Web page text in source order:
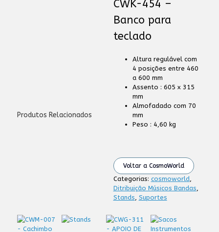
CWK-454 –
Banco para
teclado
Altura regulável com
4 posições entre 460
a 600 mm
Assento : 605 x 315
mm
Almofadado com 70
mm
Peso : 4,60 kg
Voltar a CosmoWorld
Categorias: cosmoworld,
Ditribuição Músicos Bandas,
Stands, Suportes
Produtos Relacionados